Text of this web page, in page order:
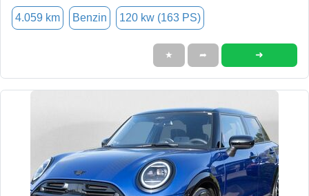
4.059 km Benzin 120 kw (163 PS)
★ ➦ ➜